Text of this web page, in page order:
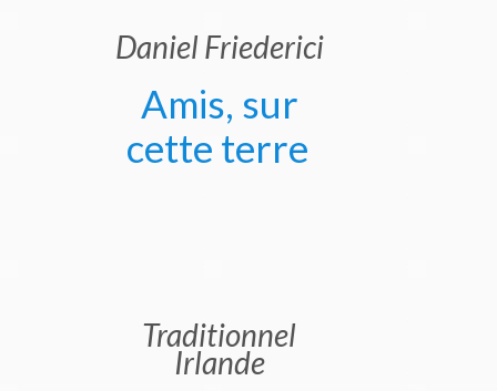
Daniel Friederici
Amis, sur
cette terre
Traditionnel
Irlande